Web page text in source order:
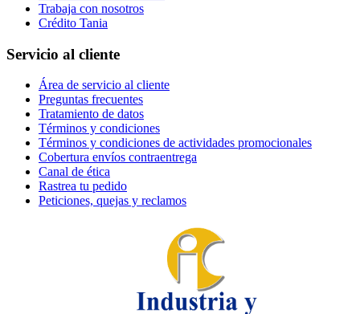
Trabaja con nosotros
Crédito Tania
Servicio al cliente
Área de servicio al cliente
Preguntas frecuentes
Tratamiento de datos
Términos y condiciones
Términos y condiciones de actividades promocionales
Cobertura envíos contraentrega
Canal de ética
Rastrea tu pedido
Peticiones, quejas y reclamos